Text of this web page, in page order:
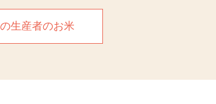
生産者のお米